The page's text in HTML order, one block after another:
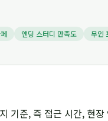
앤딩 스터디 만족도 무인
기준, 즉 접근 시간, 현